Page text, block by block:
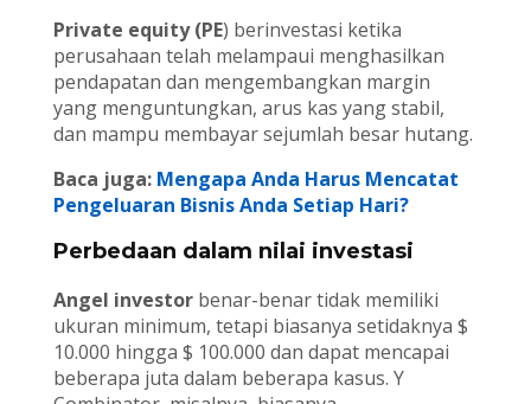
Private equity (PE) berinvestasi ketika
perusahaan telah melampaui menghasilkan
pendapatan dan mengembangkan margin
yang menguntungkan, arus kas yang stabil,
dan mampu membayar sejumlah besar hutang.
Baca juga: Mengapa Anda Harus Mencatat
Pengeluaran Bisnis Anda Setiap Hari?
Perbedaan dalam nilai investasi
Angel investorbenar-benar tidak memiliki
ukuran minimum, tetapi biasanya setidaknya $
10.000 hingga $ 100.000 dan dapat mencapai
beberapa juta dalam beberapa kasus. Y